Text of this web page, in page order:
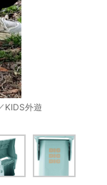
KIDS外遊